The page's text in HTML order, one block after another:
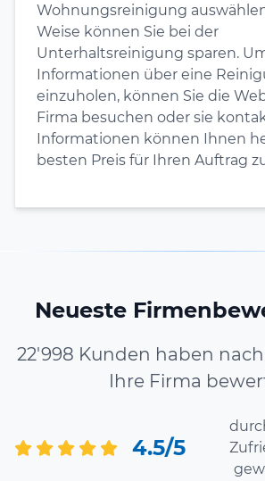
Wohnungsreinigung
Weise können Sie bei der
Unterhaltsreinigung sparen.
Informationen über eine
einzuholen, können Sie die
Firma besuchen oder sie
Informationen können Ihnen
besten Preis für Ihren Auftrag
Neueste
22'998 Kunden haben
Ihre Firma
4.5/5